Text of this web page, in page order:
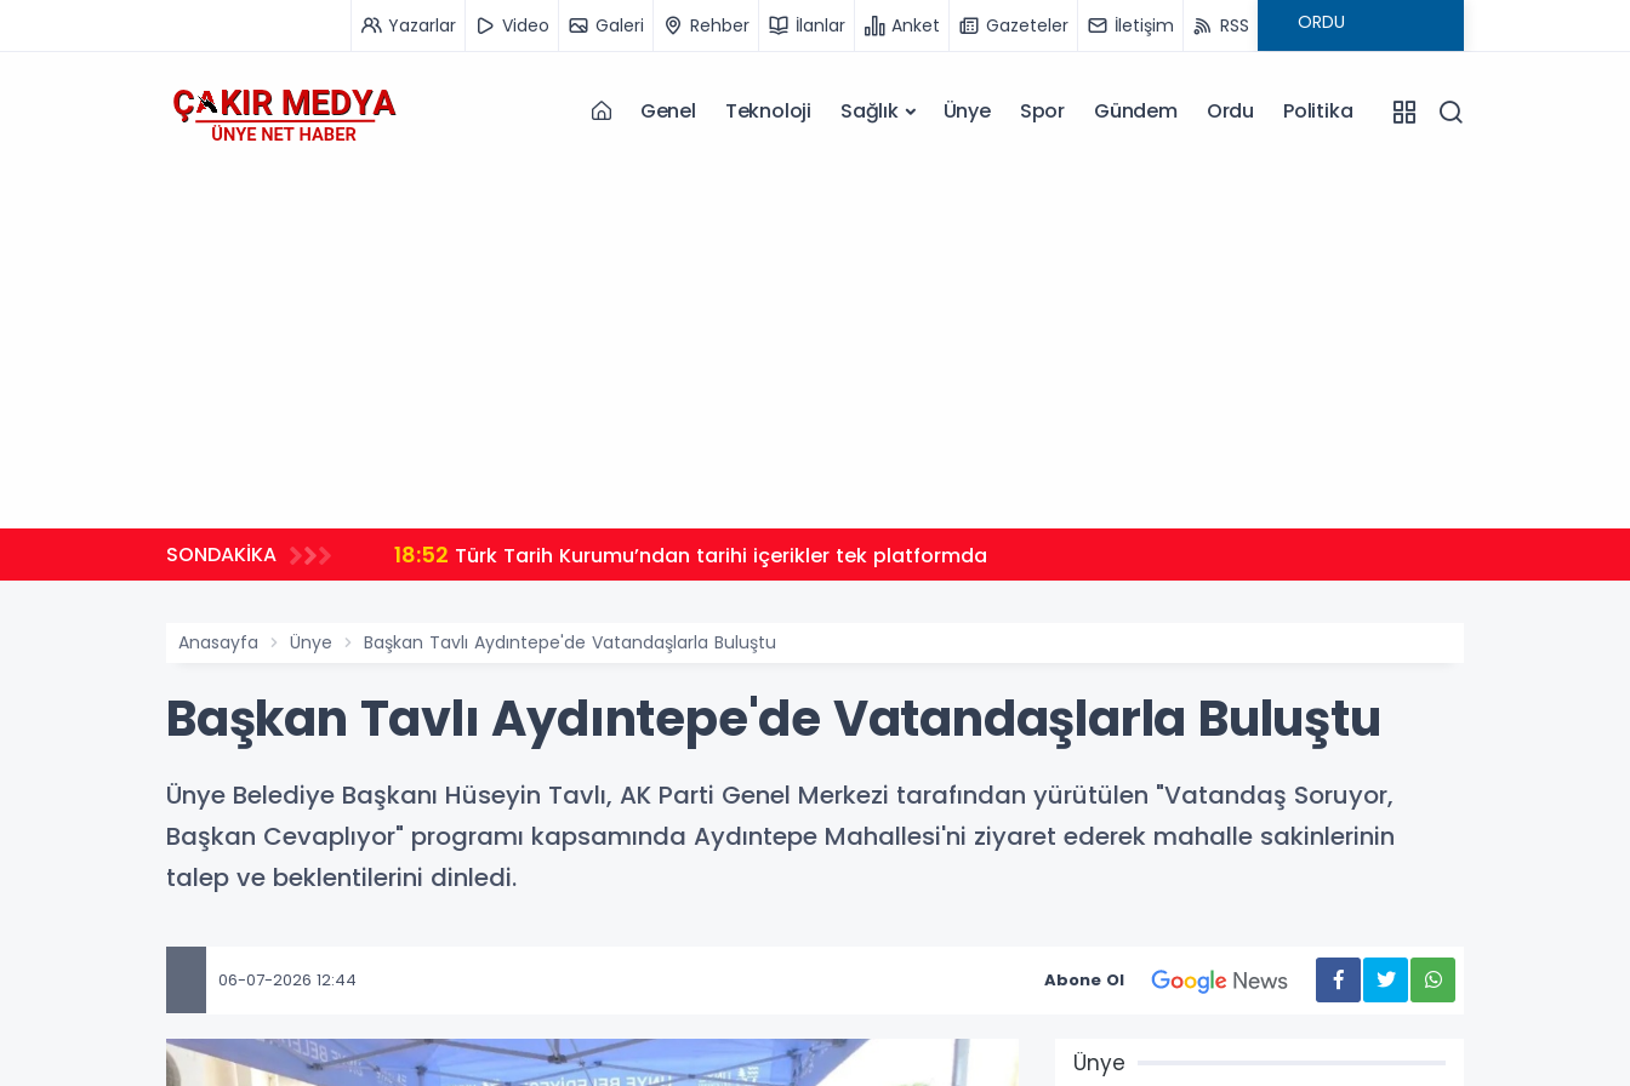
Yazarlar Video Galeri Rehber İlanlar Anket Gazeteler İletişim RSS
Genel Teknoloji Sağlık Ünye Spor Gündem Ordu Politika
SONDAKİKA 18:52 Türk Tarih Kurumu’ndan tarihi içerikler tek platformda
Anasayfa Ünye Başkan Tavlı Aydıntepe'de Vatandaşlarla Buluştu
Başkan Tavlı Aydıntepe'de Vatandaşlarla Buluştu
Ünye Belediye Başkanı Hüseyin Tavlı, AK Parti Genel Merkezi tarafından yürütülen "Vatandaş Soruyor,
Başkan Cevaplıyor" programı kapsamında Aydıntepe Mahallesi'ni ziyaret ederek mahalle sakinlerinin
talep ve beklentilerini dinledi.
06-07-2026 12:44 Abone Ol
Ünye